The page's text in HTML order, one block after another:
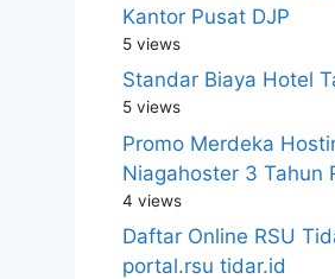
Kantor Pusat DJP
5 views
Standar Biaya Hotel
5 views
Promo Merdeka
Niagahoster 3 Tahun
4 views
Daftar Online RSU
portal.rsu tidar.id